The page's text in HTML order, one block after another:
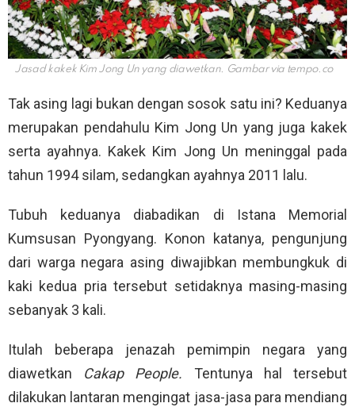
Jasad kakek Kim Jong Un yang diawetkan. Gambar via tempo.co
Tak asing lagi bukan dengan sosok satu ini? Keduanya
merupakan pendahulu Kim Jong Un yang juga kakek
serta ayahnya. Kakek Kim Jong Un meninggal pada
tahun 1994 silam, sedangkan ayahnya 2011 lalu.
Tubuh keduanya diabadikan di Istana Memorial
Kumsusan Pyongyang. Konon katanya, pengunjung
dari warga negara asing diwajibkan membungkuk di
kaki kedua pria tersebut setidaknya masing-masing
sebanyak 3 kali.
Itulah beberapa jenazah pemimpin negara yang
diawetkan Cakap People. Tentunya hal tersebut
dilakukan lantaran mengingat jasa-jasa para mendiang